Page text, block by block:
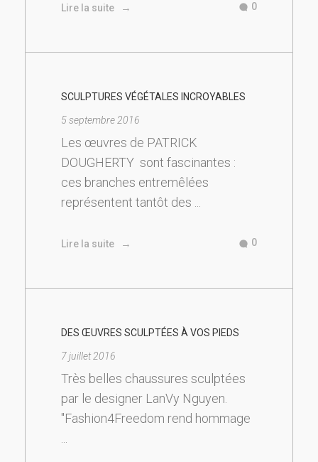
Lire la suite 0
SCULPTURES VÉGÉTALES INCROYABLES
5 septembre 2016
Les œuvres de PATRICK
DOUGHERTY sont fascinantes :
ces branches entremêlées
représentent tantôt des ...
Lire la suite 0
DES ŒUVRES SCULPTÉES À VOS PIEDS
7 juillet 2016
Très belles chaussures sculptées
par le designer LanVy Nguyen.
"Fashion4Freedom rend hommage
...